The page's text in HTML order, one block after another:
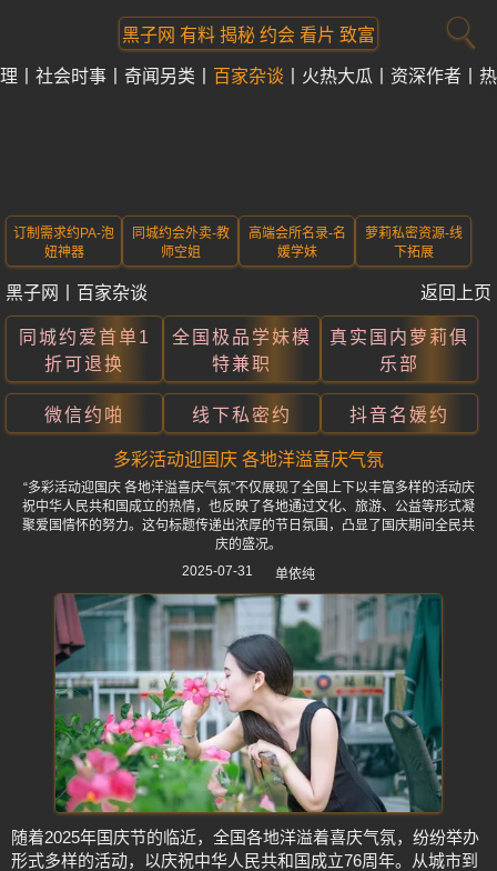
黑子网 有料 揭秘 约会 看片 致富
社会时事 奇闻另类 百家杂谈 火热大瓜 资深作者
订制需求约PA-泡
妞神器
同城约会外卖-教
师空姐
高端会所名录-名
媛学妹
萝莉私密资源-线
下拓展
黑子网 百家杂谈 返回上页
同城约爱首单1
折可退换
全国极品学妹模
特兼职
真实国内萝莉俱
乐部
微信约啪 线下私密约 抖音名媛约
多彩活动迎国庆 各地洋溢喜庆气氛
“多彩活动迎国庆 各地洋溢喜庆气氛”不仅展现了全国上下以丰富多样的活动庆
祝中华人民共和国成立的热情，也反映了各地通过文化、旅游、公益等形式凝
聚爱国情怀的努力。这句标题传递出浓厚的节日氛围，凸显了国庆期间全民共
庆的盛况。
2025-07-31
单依纯
随着2025年国庆节的临近，全国各地洋溢着喜庆气氛，纷纷举办
形式多样的活动，以庆祝中华人民共和国成立76周年。从城市到